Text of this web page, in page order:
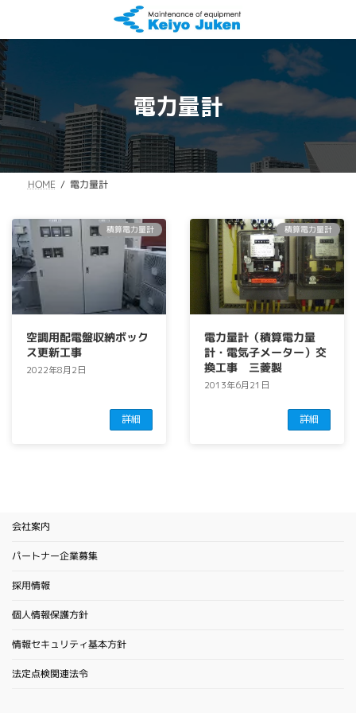
テ
ン
ツ
へ
ス
キ
ッ
プ
ゲ
ー
シ
ョ
ン
に
移
動
電力量計
HOME 電力量計
積算電力量計
空調用配電盤収納ボック
ス更新工事
2022年8月2日
詳細
積算電力量計
電力量計（積算電力量
計・電気子メーター）交
換工事 三菱製
2013年6月21日
詳細
会社案内
パートナー企業募集
採用情報
個人情報保護方針
情報セキュリティ基本方針
法定点検関連法令